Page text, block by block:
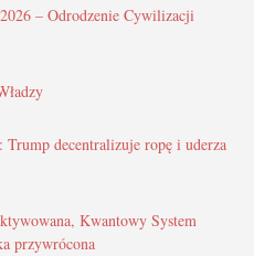
– Odrodzenie Cywilizacji
decentralizuje ropę i uderza
Kwantowy System
przywrócona